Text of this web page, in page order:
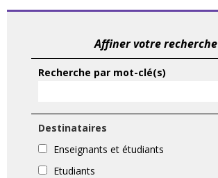
Affiner votre recherche
Recherche par mot-clé(s)
Destinataires
Enseignants et étudiants
Etudiants